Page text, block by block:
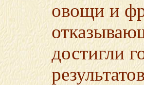
овощи и
достигли